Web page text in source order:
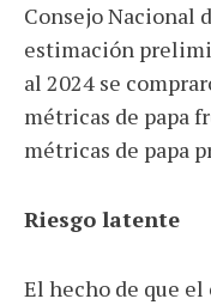
Consejo Nacional
estimación
al 2024 se
métricas de papa
métricas de papa
Riesgo latente
El hecho de que